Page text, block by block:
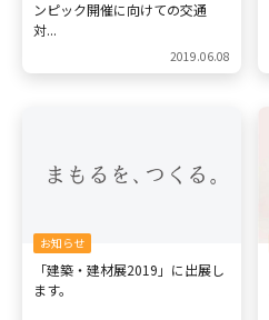
ンピック開催に向けての交通
対...
2019.06.08
お知らせ
「建築・建材展2019」に出展し
ます。